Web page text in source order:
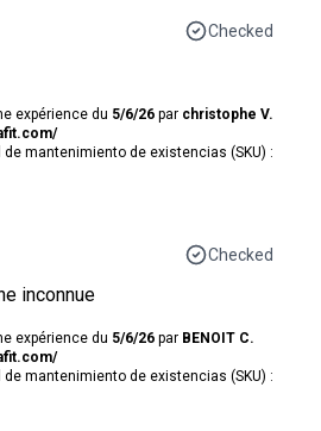
Checked
expérience du 5/6/26 par christophe V.
de mantenimiento de existencias (SKU) :
Checked
inconnue
expérience du 5/6/26 par BENOIT C.
de mantenimiento de existencias (SKU) :